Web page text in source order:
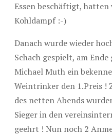
Essen beschäftigt,
Kohldampf :-)
Danach wurde wieder
Schach gespielt, am
Michael Muth ein
Weintrinker den 1.Preis !
des netten Abends
Sieger in den
geehrt ! Nun noch 2